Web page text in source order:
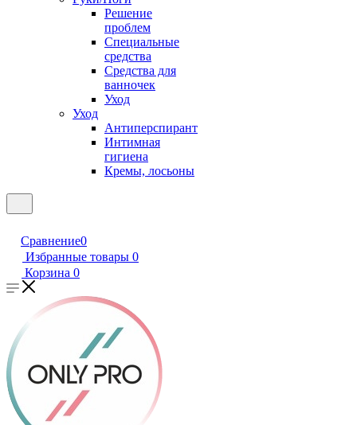
Решение
проблем
Специальные
средства
Средства для
ванночек
Уход
Уход
Антиперспирант
Интимная
гигиена
Кремы, лосьоны
Сравнение0
Избранные товары 0
Корзина 0